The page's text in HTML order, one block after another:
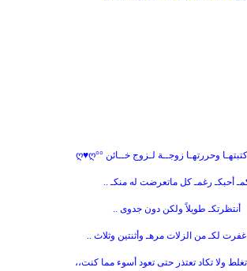
أحبكـ رغمـ كل ماتعرضت له منكـ ..
أنتظرتكـ طويلاً ولكن دون جدوى ..
لكـ من الزلات مرهـ وأثنتين وثلاث ..
ولا تكاد تعتذر حتى تعود أسوء مما كنت،،